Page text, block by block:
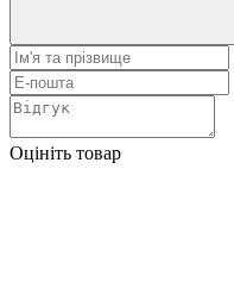
Оцініть товар